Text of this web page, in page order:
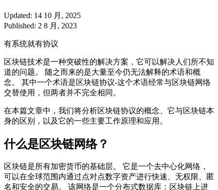
Updated: 14 10 月, 2025
Published: 2 8 月, 2023
有系统就有协议
区块链技术是一种突破性的解决方案，它可以解决人们所不知
道的问题。 随之而来的是大量至今仍无法解释的术语和概
念。 其中一个术语是区块链协议-这个术语经常与区块链网络
交替使用，但两者并不完全相同。
在本篇文章中，我们将分析区块链协议的概念、它与区块链本
身的区别，以及它的一些主要工作原理和应用。
什么是区块链网络？
区块链是所有加密货币的基础层。 它是一个去中心化网络，
可以在全球范围内通过点对点数字资产进行快速、无权限、匿
名和安全的交易。 该网络是一个分布式数据库：区块链上进